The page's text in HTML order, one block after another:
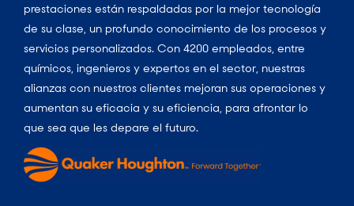
prestaciones están respaldadas por la mejor tecnología
de su clase, un profundo conocimiento de los procesos y
servicios personalizados. Con 4200 empleados, entre
químicos, ingenieros y expertos en el sector, nuestras
alianzas con nuestros clientes mejoran sus operaciones y
aumentan su eficacia y su eficiencia, para afrontar lo
que sea que les depare el futuro.